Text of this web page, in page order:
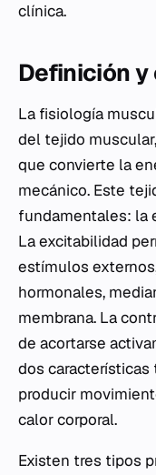
clínica.
Definición
La fisiología
del tejido
que convierte la
mecánico. Este
fundamentales: la
La excitabilidad
estímulos
hormonales,
membrana. La
de acortarse
dos características
producir
calor corporal.
Existen tres tipos